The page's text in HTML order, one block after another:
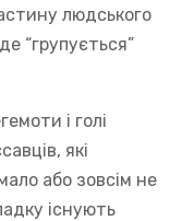
людського
“групується”
і голі
які
або зовсім не
існують